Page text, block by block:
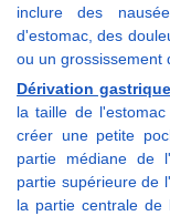
inclure des
d'estomac, des
ou un grossissement
Dérivation
la taille de
créer une petite
partie médiane de
partie supérieure de
la partie centrale de